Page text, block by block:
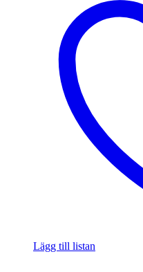
Lägg till listan